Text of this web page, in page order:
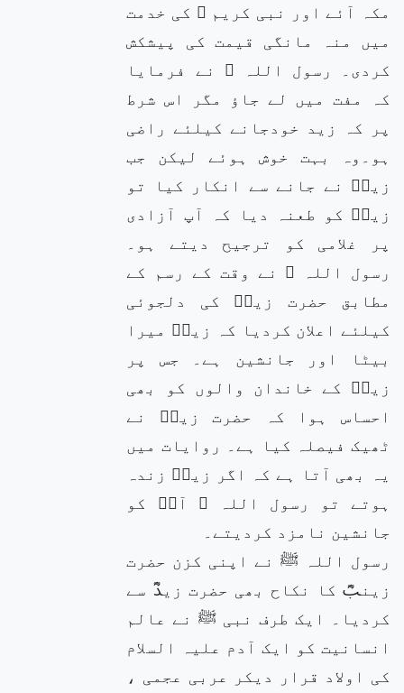
مکہ آئے اور نبی کریم ﷺ کی خدمت
میں منہ مانگی قیمت کی پیشکش
کردی۔ رسول اللہ ﷺ نے فرمایا
کہ مفت میں لے جاؤ مگر اس شرط
پر کہ زید خودجانے کیلئے راضی
ہو۔وہ بہت خوش ہوئے لیکن جب
زیدؓ نے جانے سے انکار کیا تو
زیدؓ کو طعنہ دیا کہ آپ آزادی
پر غلامی کو ترجیح دیتے ہو۔
رسول اللہ ﷺ نے وقت کے رسم کے
مطابق حضرت زیدؓ کی دلجوئی
کیلئے اعلان کردیا کہ زیدؓ میرا
بیٹا اور جانشین ہے۔ جس پر
زیدؓ کے خاندان والوں کو بھی
احساس ہوا کہ حضرت زیدؓ نے
ٹھیک فیصلہ کیا ہے۔ روایات میں
یہ بھی آتا ہے کہ اگر زیدؓ زندہ
ہوتے تو رسول اللہ ﷺ آپؓ کو
جانشین نامزد کردیتے۔
رسول اللہ ﷺ نے اپنی کزن حضرت
زینبؓ کا نکاح بھی حضرت زیدؓ سے
کردیا۔ ایک طرف نبی ﷺ نے عالم
انسانیت کو ایک آدم علیہ السلام
کی اولاد قرار دیکر عربی عجمی ،